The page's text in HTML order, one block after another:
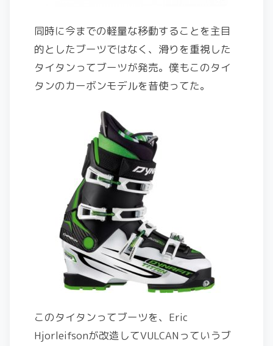
同時に今までの軽量な移動することを主目
的としたブーツではなく、滑りを重視した
タイタンってブーツが発売。僕もこのタイ
タンのカーボンモデルを昔使ってた。
このタイタンってブーツを、Eric
Hjorleifsonが改造してVULCANっていうブ